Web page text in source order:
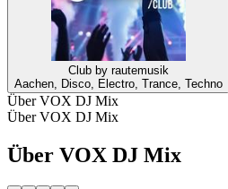
Club by rautemusik
Aachen, Disco, Electro, Trance, Techno
Über VOX DJ Mix
Über VOX DJ Mix
Über VOX DJ Mix